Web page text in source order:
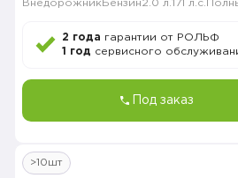
Внедорожник Бензин2.0 л. 171 л.с.
2 года гарантии от РОЛЬФ
1 год сервисного
Под заказ
>10шт